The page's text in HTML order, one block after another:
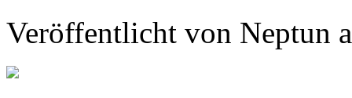
Veröffentlicht von Neptun